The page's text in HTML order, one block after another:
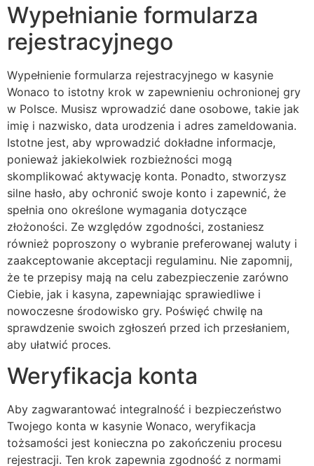
Wypełnianie formularza
rejestracyjnego
Wypełnienie formularza rejestracyjnego w kasynie
Wonaco to istotny krok w zapewnieniu ochronionej gry
w Polsce. Musisz wprowadzić dane osobowe, takie jak
imię i nazwisko, data urodzenia i adres zameldowania.
Istotne jest, aby wprowadzić dokładne informacje,
ponieważ jakiekolwiek rozbieżności mogą
skomplikować aktywację konta. Ponadto, stworzysz
silne hasło, aby ochronić swoje konto i zapewnić, że
spełnia ono określone wymagania dotyczące
złożoności. Ze względów zgodności, zostaniesz
również poproszony o wybranie preferowanej waluty i
zaakceptowanie akceptacji regulaminu. Nie zapomnij,
że te przepisy mają na celu zabezpieczenie zarówno
Ciebie, jak i kasyna, zapewniając sprawiedliwe i
nowoczesne środowisko gry. Poświęć chwilę na
sprawdzenie swoich zgłoszeń przed ich przesłaniem,
aby ułatwić proces.
Weryfikacja konta
Aby zagwarantować integralność i bezpieczeństwo
Twojego konta w kasynie Wonaco, weryfikacja
tożsamości jest konieczna po zakończeniu procesu
rejestracji. Ten krok zapewnia zgodność z normami